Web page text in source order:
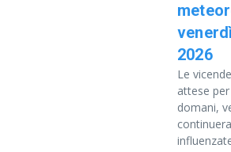
2026
Le
attese
domani,